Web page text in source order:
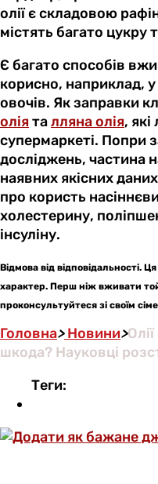
олії є складовою
містять багато цукру
Є багато способів
корисно, наприклад,
овочів. Як заправки
оліяталляна олія,
супермаркеті. Попри
досліджень, частина
наявних якісних
про користь
холестерину,
інсуліну.
Відмова від відповідальності.
характер. Перш ніж вживати
проконсультуйтеся зі своїм
Головна>Новини>
шкода? Науковці
Теги: